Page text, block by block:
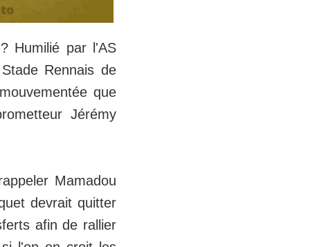
Humilié par l'AS
Rennais de
que
Jérémy
Mamadou
devrait quitter
afin de rallier